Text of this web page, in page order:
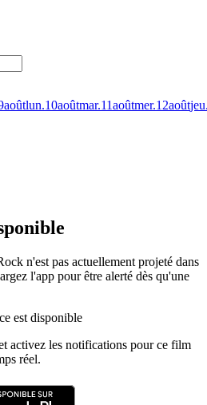
aoûtlun.10aoûtmar.11aoûtmer.12août
n'est pas actuellement projeté dans
l'app pour être alerté dès qu'une
est disponible
activez les notifications pour ce film
réel.